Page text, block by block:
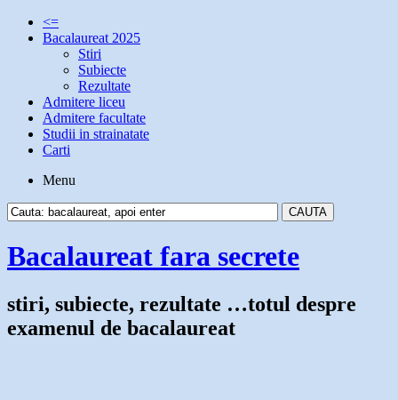
<=
Bacalaureat 2025
Stiri
Subiecte
Rezultate
Admitere liceu
Admitere facultate
Studii in strainatate
Carti
Menu
Bacalaureat fara secrete
stiri, subiecte, rezultate …totul despre
examenul de bacalaureat